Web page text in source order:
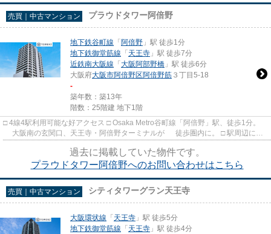
売買｜中古マンション プラウドタワー阿倍野
地下鉄谷町線 「 阿倍野 」駅 徒歩1分
地下鉄御堂筋線 「 天王寺 」駅 徒歩7分
近鉄南大阪線 「 大阪阿部野橋 」駅 徒歩6分
大阪府大阪市阿倍野区阿倍野筋 ３丁目5-18
-
築年数：築13年
階数：25階建 地下1階
□ 4線4駅利用可能な好アクセス □ Osaka Metro谷町線「阿倍野」駅、徒歩1分。
大阪南の玄関口、天王寺・阿倍野ターミナルが 徒歩圏内に。 □ 駅周辺に
過去に掲載していた物件です。
プラウドタワー阿倍野へのお問い合わせはこちら
売買｜中古マンション シティタワーグラン天王寺
大阪環状線 「 天王寺 」駅 徒歩5分
地下鉄御堂筋線 「 天王寺 」駅 徒歩4分